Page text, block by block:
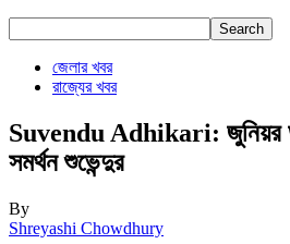
জেলার খবর
রাজ্যের খবর
Suvendu Adhikari: জুনিয়র
সমর্থন শুভেন্দুর
By
Shreyashi Chowdhury